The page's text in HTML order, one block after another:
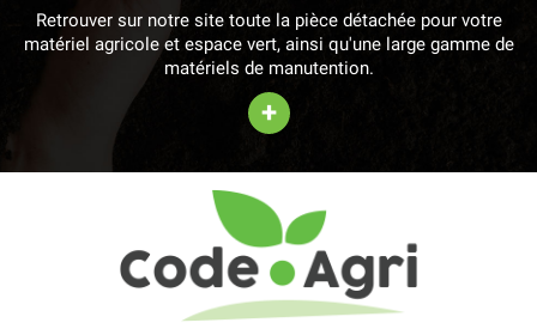
Retrouver sur notre site toute la pièce détachée pour votre
matériel agricole et espace vert, ainsi qu'une large gamme de
matériels de manutention.
+